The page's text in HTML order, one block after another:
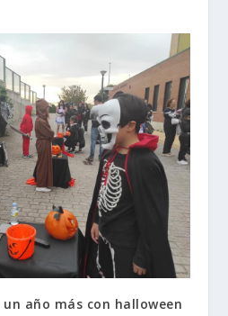
año más con halloween